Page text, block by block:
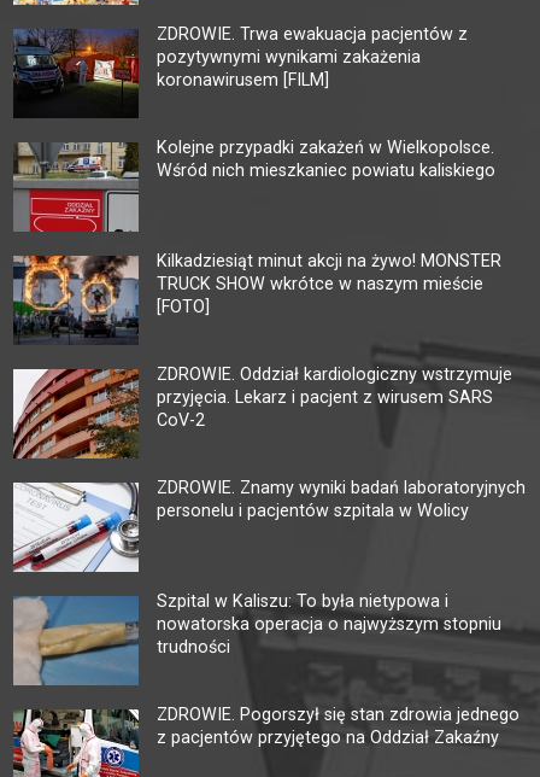
ZDROWIE. Trwa ewakuacja pacjentów z
pozytywnymi wynikami zakażenia
koronawirusem [FILM]
Kolejne przypadki zakażeń w Wielkopolsce.
Wśród nich mieszkaniec powiatu kaliskiego
Kilkadziesiąt minut akcji na żywo! MONSTER
TRUCK SHOW wkrótce w naszym mieście
[FOTO]
ZDROWIE. Oddział kardiologiczny wstrzymuje
przyjęcia. Lekarz i pacjent z wirusem SARS
CoV-2
ZDROWIE. Znamy wyniki badań laboratoryjnych
personelu i pacjentów szpitala w Wolicy
Szpital w Kaliszu: To była nietypowa i
nowatorska operacja o najwyższym stopniu
trudności
ZDROWIE. Pogorszył się stan zdrowia jednego
z pacjentów przyjętego na Oddział Zakaźny